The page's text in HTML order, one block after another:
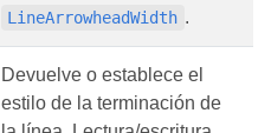
LineArrowheadWidth .
Devuelve o establece el
estilo de la terminación de